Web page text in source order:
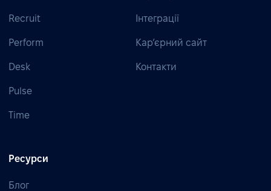
Recruit
Perform
Desk
Pulse
Time
Інтеграції
Кар’єрний сайт
Контакти
Ресурси
Блог